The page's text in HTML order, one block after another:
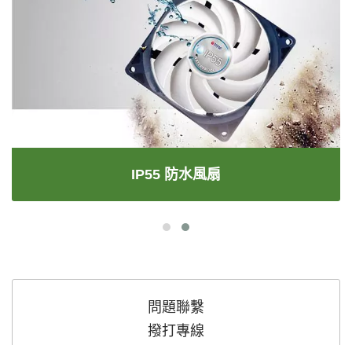
IP55 防水風扇
問題聯繫
撥打專線